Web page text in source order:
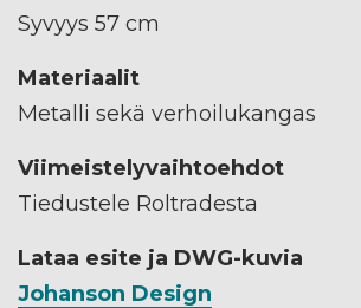
Syvyys 57 cm
Materiaalit
Metalli sekä verhoilukangas
Viimeistelyvaihtoehdot
Tiedustele Roltradesta
Lataa esite ja DWG-kuvia
Johanson Design